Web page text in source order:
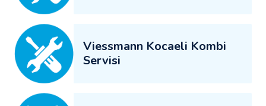
Viessmann Kocaeli Kombi
Servisi